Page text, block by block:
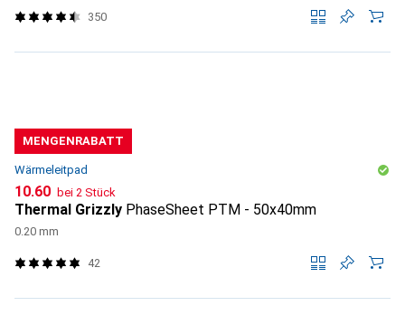
350
MENGENRABATT
Wärmeleitpad
CHF
10.60 bei 2 Stück
Thermal Grizzly PhaseSheet PTM - 50x40mm
0.20 mm
42